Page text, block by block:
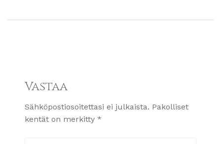
Vastaa
Sähköpostiosoitettasi ei julkaista. Pakolliset
kentät on merkitty *